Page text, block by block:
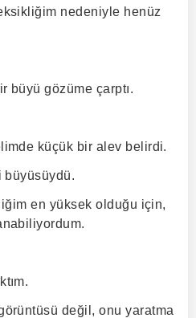
nedeniyle henüz
büyü gözüme çarptı.
küçük bir alev belirdi.
büyüsüydü.
en yüksek olduğu için,
değil, onu yaratma